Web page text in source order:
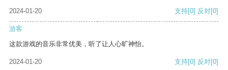
2024-01-20 支持[0] 反对[0]
游客
这款游戏的音乐非常优美，听了让人心旷神怡。
2024-01-20 支持[0] 反对[0]